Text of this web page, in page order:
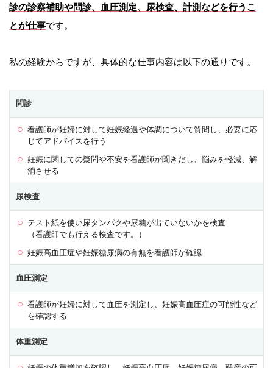
診の診察補助や問診、血圧測定、尿検査、計測などを行うこ
とが仕事です。
私の経験からですが、具体的な仕事内容は以下の通りです。
問診
看護師が妊婦に対して妊娠経過や体調について質問し、必要に応
じてアドバイスを行う
妊娠に関しての疑問や不安を看護師が聞きだし、悩みを軽減、解
消させる
尿検査
テスト紙を使い尿タンパクや尿糖が出ていないかを検査
（看護師でも行える検査です。）
妊娠高血圧症や妊娠糖尿病の有無を看護師が確認
血圧測定
看護師が妊婦に対して血圧を測定し、妊娠高血圧症の可能性など
を確認する
体重測定